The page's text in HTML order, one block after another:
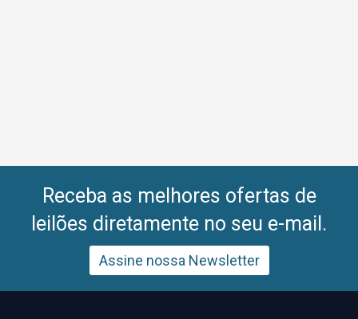
Receba as melhores ofertas de
leilões diretamente no seu e-mail.
Assine nossa Newsletter